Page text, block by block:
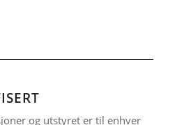
og utstyret er til enhver